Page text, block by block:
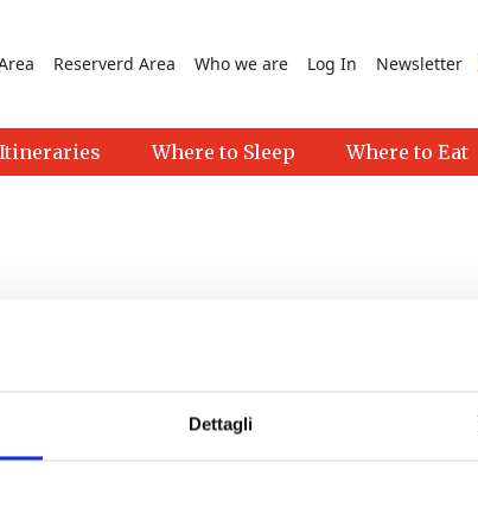
Dettagli
Reserverd Area Who we are Log In Newsletter
Itineraries Where to Sleep Where to Eat